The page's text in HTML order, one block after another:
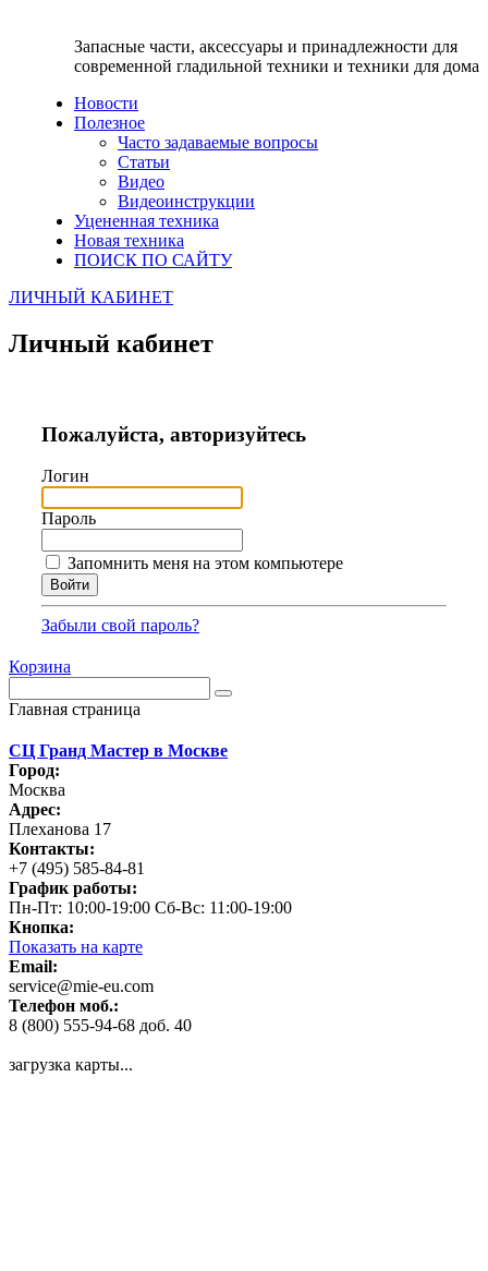
Запасные части, аксессуары и принадлежности для
современной гладильной техники и техники для дома
Новости
Полезное
Часто задаваемые вопросы
Статьи
Видео
Видеоинструкции
Уцененная техника
Новая техника
ПОИСК ПО САЙТУ
ЛИЧНЫЙ КАБИНЕТ
Личный кабинет
Пожалуйста, авторизуйтесь
Логин
Пароль
Запомнить меня на этом компьютере
Забыли свой пароль?
Корзина
Главная страница
СЦ Гранд Мастер в Москве
Город:
Москва
Адрес:
Плеханова 17
Контакты:
+7 (495) 585-84-81
График работы:
Пн-Пт: 10:00-19:00 Сб-Вс: 11:00-19:00
Кнопка:
Показать на карте
Email:
service@mie-eu.com
Телефон моб.:
8 (800) 555-94-68 доб. 40
загрузка карты...